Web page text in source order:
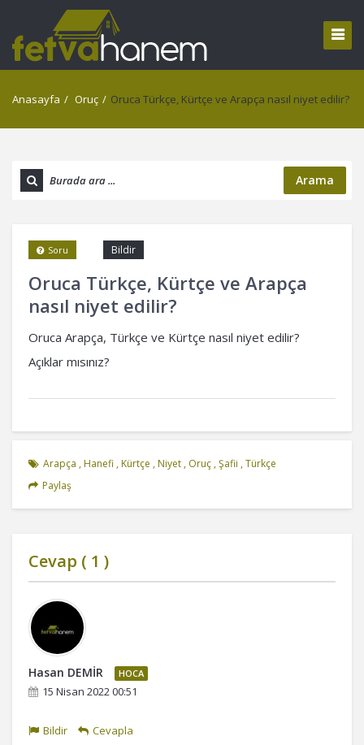
Anasayfa / Oruç / Oruca Türkçe, Kürtçe ve Arapça nasıl niyet edilir?
Arama
Oruca Türkçe, Kürtçe ve Arapça
nasıl niyet edilir?
Bildir
Soru
Oruca Arapça, Türkçe ve Kürtçe nasıl niyet edilir?
Açıklar mısınız?
Arapça , Hanefi , Kürtçe , Niyet , Oruç ,Şafii ,Türkçe
Paylaş
Cevap ( 1 )
Hasan DEMİR HOCA
15 Nisan 2022 00:51
Bildir Cevapla